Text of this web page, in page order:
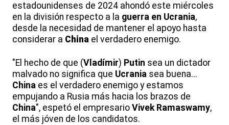
estadounidenses de 2024 ahondó este miércoles
en la división respecto a la guerra en Ucrania,
desde la necesidad de mantener el apoyo hasta
considerar a China el verdadero enemigo.
"El hecho de que (Vladímir) Putin sea un dictador
malvado no significa que Ucrania sea buena...
China es el verdadero enemigo y estamos
empujando a Rusia más hacia los brazos de
China", espetó el empresario Vivek Ramaswamy,
el más jóven de los candidatos.